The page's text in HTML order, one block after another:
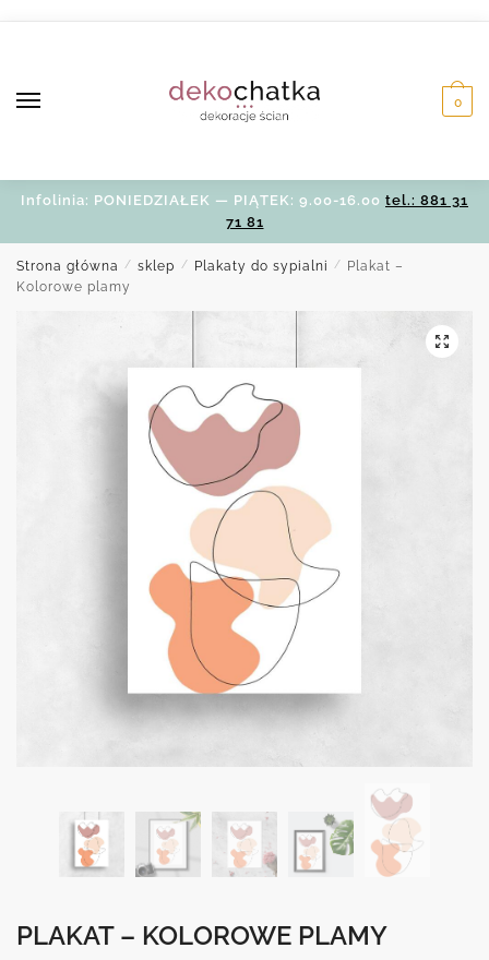
0
Infolinia: PONIEDZIAŁEK — PIĄTEK: 9.00-16.00 tel.: 881 31
71 81
Strona główna / sklep / Plakaty do sypialni /
Plakat –
Kolorowe plamy
PLAKAT – KOLOROWE PLAMY